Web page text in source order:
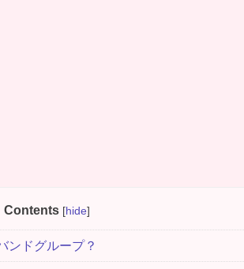
Contents [hide]
ンドグループ？